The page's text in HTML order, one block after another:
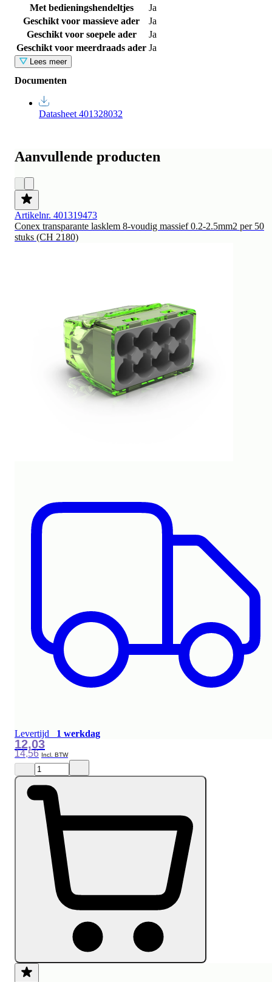
Met bedieningshendeltjes
Ja
Geschikt voor massieve ader
Ja
Geschikt voor soepele ader
Ja
Geschikt voor meerdraads ader Ja
Lees meer
Documenten
Datasheet 401328032
Aanvullende producten
Artikelnr. 401319473
Conex transparante lasklem 8-voudig massief 0.2-2.5mm2 per 50
stuks (CH 2180)
Levertijd 1 werkdag
14,56
12,03